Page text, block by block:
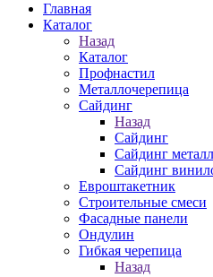
Главная
Каталог
Назад
Каталог
Профнастил
Металлочерепица
Сайдинг
Назад
Сайдинг
Сайдинг
Сайдинг
Евроштакетник
Строительные смеси
Фасадные панели
Ондулин
Гибкая черепица
Назад